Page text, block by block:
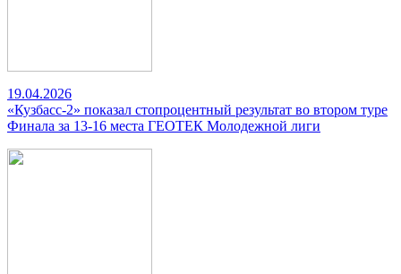
19.04.2026
«Кузбасс-2» показал стопроцентный результат во втором туре
Финала за 13-16 места ГЕОТЕК Молодежной лиги